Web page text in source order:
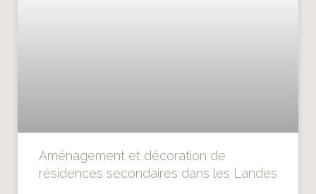
Aménagement et décoration de
résidences secondaires dans les Landes